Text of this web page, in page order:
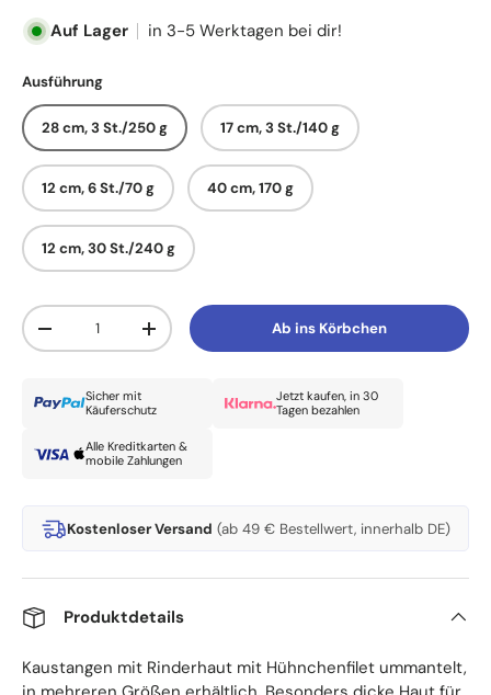
Auf Lager in 3-5 Werktagen bei dir!
Ausführung
28 cm, 3 St./250 g 17 cm, 3 St./140 g
12 cm, 6 St./70 g 40 cm, 170 g
12 cm, 30 St./240 g
Anzahl
Menge verringernMenge erhöhen Ab ins Körbchen
Sicher mit
Käuferschutz
Jetzt kaufen, in 30
Tagen bezahlen
Alle Kreditkarten &
mobile Zahlungen
Kostenloser Versand (ab 49 € Bestellwert, innerhalb DE)
Produktdetails
Kaustangen mit Rinderhaut mit Hühnchenfilet ummantelt,